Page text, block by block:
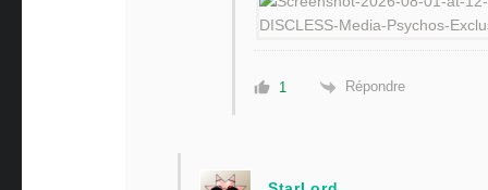
1 Répondre